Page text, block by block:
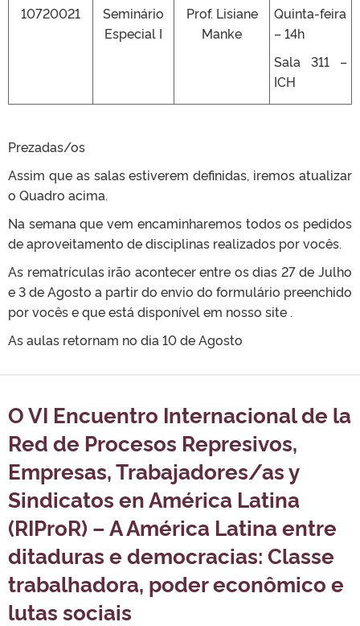
10720021
Seminário
Especial I
Prof. Lisiane
Manke
Quinta-feira
– 14h
Sala 311 –
ICH
Prezadas/os
Assim que as salas estiverem definidas, iremos atualizar
o Quadro acima.
Na semana que vem encaminharemos todos os pedidos
de aproveitamento de disciplinas realizados por vocês.
As rematrículas irão acontecer entre os dias 27 de Julho
e 3 de Agosto a partir do envio do formulário preenchido
por vocês e que está disponível em nosso site .
As aulas retornam no dia 10 de Agosto
O VI Encuentro Internacional de la
Red de Procesos Represivos,
Empresas, Trabajadores/as y
Sindicatos en América Latina
(RIProR) – A América Latina entre
ditaduras e democracias: Classe
trabalhadora, poder econômico e
lutas sociais